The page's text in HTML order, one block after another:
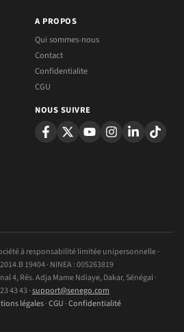
A PROPOS
Qui sommes-nous
Contact
Confidentialite
CGU
NOUS SUIVRE
à responsabilité limitée unipersonnelle ·
19404 · NINEA : 005263819
4, Rés. Adja Mame Ndiaye, Dakar, Sénégal ·
43 43 ·support@senego.com
légales·CGU ·Confidentialité